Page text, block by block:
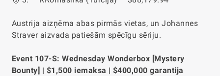
Austrija aizņēma abas pirmās vietas, un Johannes
Straver aizvada patiešām spēcīgu sēriju.
Event 107-S: Wednesday Wonderbox [Mystery
Bounty] | $1,500 iemaksa | $400,000 garantija